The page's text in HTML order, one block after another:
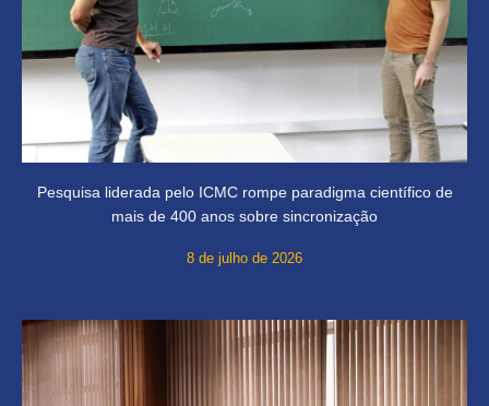
Pesquisa liderada pelo ICMC rompe paradigma científico de
mais de 400 anos sobre sincronização
8 de julho de 2026